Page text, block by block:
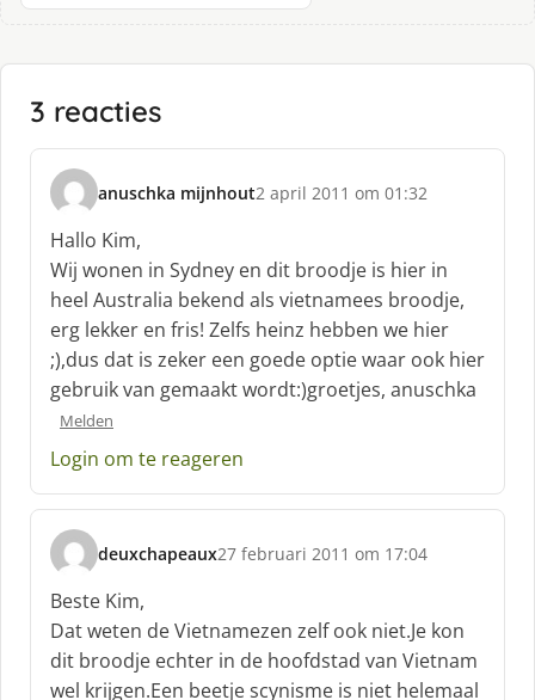
3 reacties
anuschka mijnhout
s
c
h
r
e
e
f
2 april 2011 om 01:32
Hallo Kim,
Wij wonen in Sydney en dit broodje is hier in
heel Australia bekend als vietnamees broodje,
erg lekker en fris! Zelfs heinz hebben we hier
;),dus dat is zeker een goede optie waar ook hier
gebruik van gemaakt wordt:)groetjes, anuschka
Melden
Login om te reageren
deuxchapeaux
s
c
h
r
e
e
27 februari 2011 om 17:04
Beste Kim,
Dat weten de Vietnamezen zelf ook niet.Je kon
dit broodje echter in de hoofdstad van Vietnam
wel krijgen.Een beetje scynisme is niet helemaal